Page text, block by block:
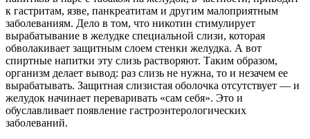
к гастритам, язве, панкреатитам и другим малоприятным
заболеваниям. Дело в том, что никотин стимулирует
вырабатывание в желудке специальной слизи, которая
обволакивает защитным слоем стенки желудка. А вот
спиртные напитки эту слизь растворяют. Таким образом,
организм делает вывод: раз слизь не нужна, то и незачем ее
вырабатывать. Защитная слизистая оболочка отсутствует — и
желудок начинает переваривать «сам себя». Это и
обуславливает появление гастроэнтерологических
заболеваний.